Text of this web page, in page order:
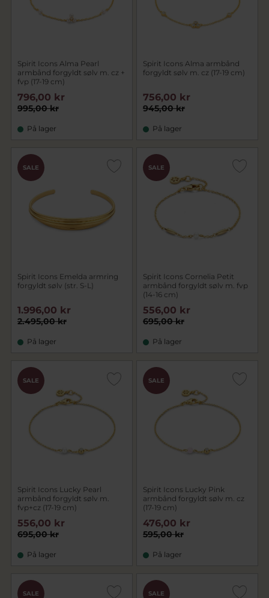
Spirit Icons Alma Pearl
armbånd forgyldt sølv m. cz +
fvp (17-19 cm)
995,00 kr
796,00 kr
På lager
Spirit Icons Alma armbånd
forgyldt sølv m. cz (17-19 cm)
945,00 kr
756,00 kr
På lager
SALE
Spirit Icons Emelda armring
forgyldt sølv (str. S-L)
2.495,00 kr
1.996,00 kr
På lager
SALE
Spirit Icons Cornelia Petit
armbånd forgyldt sølv m. fvp
(14-16 cm)
695,00 kr
556,00 kr
På lager
SALE
Spirit Icons Lucky Pearl
armbånd forgyldt sølv m.
fvp+cz (17-19 cm)
695,00 kr
556,00 kr
På lager
SALE
Spirit Icons Lucky Pink
armbånd forgyldt sølv m. cz
(17-19 cm)
595,00 kr
476,00 kr
På lager
SALE SALE